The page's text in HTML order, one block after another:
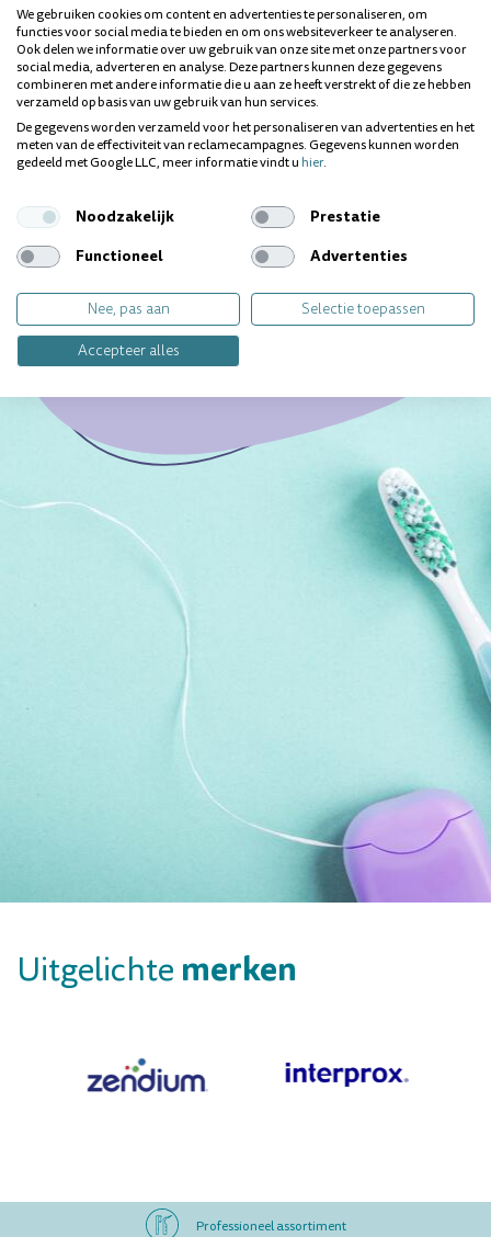
Ieder gebit is uniek. Heb je
een specifieke vraag?
Wij geven jou graag
Contact opnemen
Uitgelichte merken
Professioneel assortiment
We gebruiken cookies om content en advertenties te personaliseren, om
functies voor social media te bieden en om ons websiteverkeer te analyseren.
Ook delen we informatie over uw gebruik van onze site met onze partners voor
social media, adverteren en analyse. Deze partners kunnen deze gegevens
combineren met andere informatie die u aan ze heeft verstrekt of die ze hebben
verzameld op basis van uw gebruik van hun services.
De gegevens worden verzameld voor het personaliseren van advertenties en het
meten van de effectiviteit van reclamecampagnes. Gegevens kunnen worden
gedeeld met Google LLC, meer informatie vindt uhier.
Noodzakelijk
Prestatie
Functioneel
Advertenties
Nee, pas aan
Selectie toepassen
Accepteer alles